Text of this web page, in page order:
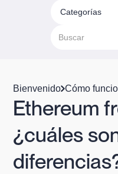
Categorías
Bienvenido Cómo
Ethereum
¿cuáles